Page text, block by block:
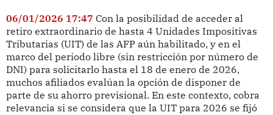
06/01/2026 17:47 Con la posibilidad de acceder al
retiro extraordinario de hasta 4 Unidades Impositivas
Tributarias (UIT) de las AFP aún habilitado, y en el
marco del periodo libre (sin restricción por número de
DNI) para solicitarlo hasta el 18 de enero de 2026,
muchos afiliados evalúan la opción de disponer de
parte de su ahorro previsional. En este contexto, cobra
relevancia si se considera que la UIT para 2026 se fijó